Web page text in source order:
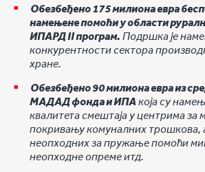
Обезбеђено 175 милиона евра
намењене помоћи у области
ИПАРД II програм. Подршка је
конкурентности сектора
хране.
Обезбеђено 90 милиона евра из
МАДАД фонда и ИПА која су
квалитета смештаја у центрима за
покривању комуналних трошкова,
неопходних за пружање помоћи
неопходне опреме итд.